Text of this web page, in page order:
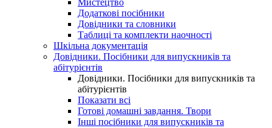
Мистецтво
Додаткові посібники
Довідники та словники
Таблиці та комплекти наочності
Шкільна документація
Довідники. Посібники для випускників та
абітурієнтів
Довідники. Посібники для випускників та
абітурієнтів
Показати всі
Готові домашні завдання. Твори
Інші посібники для випускників та